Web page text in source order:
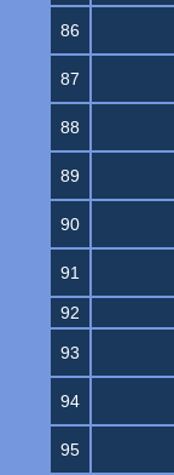
86
87
88
89
90
91
92
93
94
95